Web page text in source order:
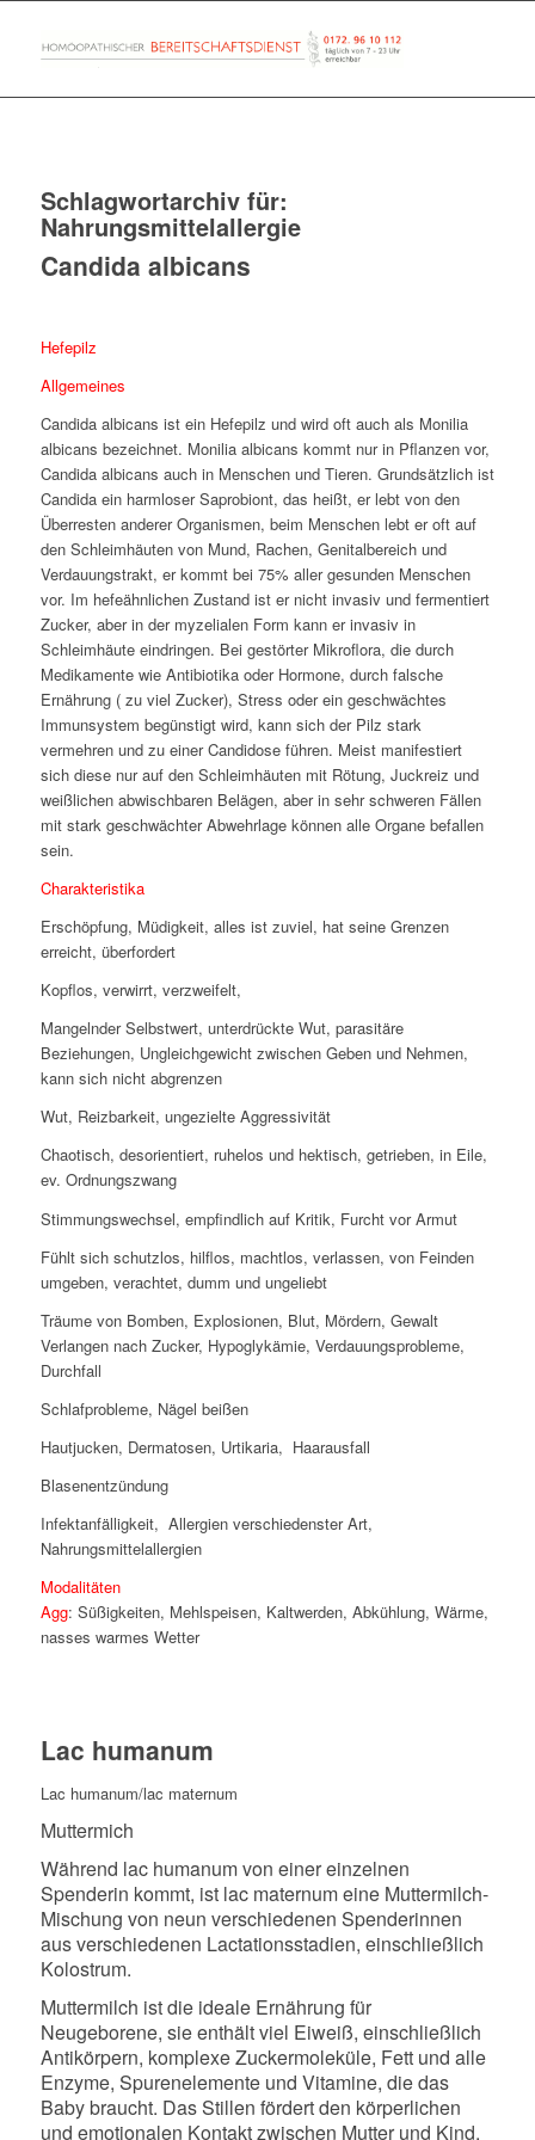
Schlagwortarchiv für:
Nahrungsmittelallergie
Candida albicans
Hefepilz
Allgemeines
Candida albicans ist ein Hefepilz und wird oft auch als Monilia
albicans bezeichnet. Monilia albicans kommt nur in Pflanzen vor,
Candida albicans auch in Menschen und Tieren. Grundsätzlich ist
Candida ein harmloser Saprobiont, das heißt, er lebt von den
Überresten anderer Organismen, beim Menschen lebt er oft auf
den Schleimhäuten von Mund, Rachen, Genitalbereich und
Verdauungstrakt, er kommt bei 75% aller gesunden Menschen
vor. Im hefeähnlichen Zustand ist er nicht invasiv und fermentiert
Zucker, aber in der myzelialen Form kann er invasiv in
Schleimhäute eindringen. Bei gestörter Mikroflora, die durch
Medikamente wie Antibiotika oder Hormone, durch falsche
Ernährung ( zu viel Zucker), Stress oder ein geschwächtes
Immunsystem begünstigt wird, kann sich der Pilz stark
vermehren und zu einer Candidose führen. Meist manifestiert
sich diese nur auf den Schleimhäuten mit Rötung, Juckreiz und
weißlichen abwischbaren Belägen, aber in sehr schweren Fällen
mit stark geschwächter Abwehrlage können alle Organe befallen
sein.
Charakteristika
Erschöpfung, Müdigkeit, alles ist zuviel, hat seine Grenzen
erreicht, überfordert
Kopflos, verwirrt, verzweifelt,
Mangelnder Selbstwert, unterdrückte Wut, parasitäre
Beziehungen, Ungleichgewicht zwischen Geben und Nehmen,
kann sich nicht abgrenzen
Wut, Reizbarkeit, ungezielte Aggressivität
Chaotisch, desorientiert, ruhelos und hektisch, getrieben, in Eile,
ev. Ordnungszwang
Stimmungswechsel, empfindlich auf Kritik, Furcht vor Armut
Fühlt sich schutzlos, hilflos, machtlos, verlassen, von Feinden
umgeben, verachtet, dumm und ungeliebt
Träume von Bomben, Explosionen, Blut, Mördern, Gewalt
Verlangen nach Zucker, Hypoglykämie, Verdauungsprobleme,
Durchfall
Schlafprobleme, Nägel beißen
Hautjucken, Dermatosen, Urtikaria, Haarausfall
Blasenentzündung
Infektanfälligkeit, Allergien verschiedenster Art,
Nahrungsmittelallergien
Modalitäten
Agg: Süßigkeiten, Mehlspeisen, Kaltwerden, Abkühlung, Wärme,
nasses warmes Wetter
Lac humanum
Lac humanum/lac maternum
Muttermich
Während lac humanum von einer einzelnen
Spenderin kommt, ist lac maternum eine Muttermilch-
Mischung von neun verschiedenen Spenderinnen
aus verschiedenen Lactationsstadien, einschließlich
Kolostrum.
Muttermilch ist die ideale Ernährung für
Neugeborene, sie enthält viel Eiweiß, einschließlich
Antikörpern, komplexe Zuckermoleküle, Fett und alle
Enzyme, Spurenelemente und Vitamine, die das
Baby braucht. Das Stillen fördert den körperlichen
und emotionalen Kontakt zwischen Mutter und Kind.